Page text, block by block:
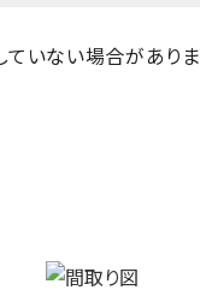
いない場合がありま